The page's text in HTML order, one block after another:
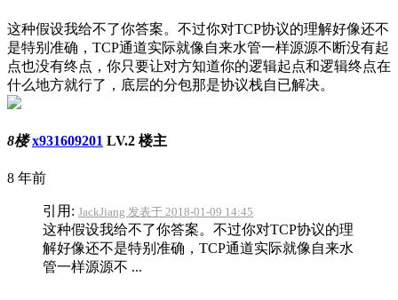
这种假设我给不了你答案。不过你对TCP协议的理解好像还不
是特别准确，TCP通道实际就像自来水管一样源源不断没有起
点也没有终点，你只要让对方知道你的逻辑起点和逻辑终点在
什么地方就行了，底层的分包那是协议栈自已解决。
8楼 x931609201 LV.2 楼主
8 年前
引用: JackJiang 发表于 2018-01-09 14:45
这种假设我给不了你答案。不过你对TCP协议的理
解好像还不是特别准确，TCP通道实际就像自来水
管一样源源不 ...